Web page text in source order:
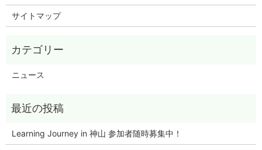
サイトマップ
ニュース
Learning Journey in 神山 参加者随時募集中！